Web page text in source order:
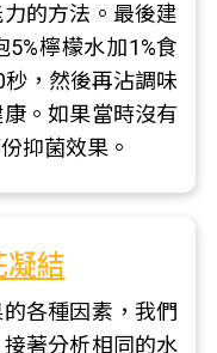
的方法。最後建
檸檬水加1%食
，然後再沾調味
。如果當時沒有
抑菌效果。
凝結
各種因素，我們
著分析相同的水